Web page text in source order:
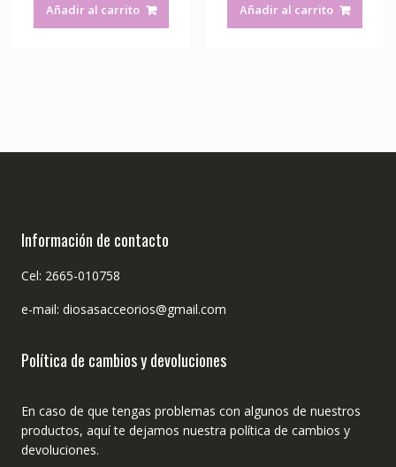
Añadir al carrito Añadir al carrito
Información de contacto
Cel: 2665-010758
e-mail: diosasacceorios@gmail.com
Política de cambios y devoluciones
En caso de que tengas problemas con algunos de nuestros
productos, aquí te dejamos nuestra política de cambios y
devoluciones.